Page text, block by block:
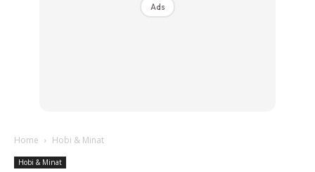
Ads
Home Hobi & Minat
Hobi & Minat